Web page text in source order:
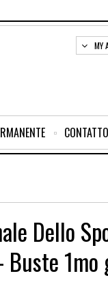
MY
CONTATTO
Dello
Buste